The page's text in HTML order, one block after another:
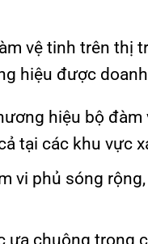
vệ tinh trên thị
hiệu được
hiệu bộ
tại các khu vực
vi phủ sóng
chuộng trong